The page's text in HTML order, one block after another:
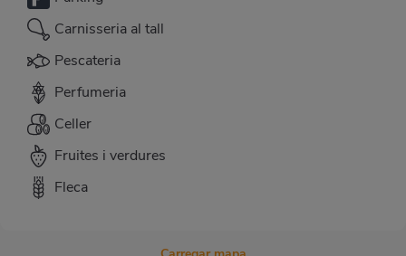
Carnisseria al tall
Pescateria
Perfumeria
Celler
Fruites i verdures
Fleca